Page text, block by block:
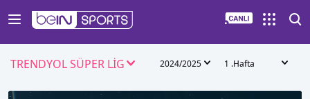
TRENDYOL SÜPER LİG 2024/2025 1 .Hafta